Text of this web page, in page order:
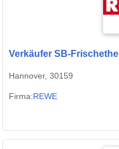
Verkäufer SB-
Hannover, 30159
Firma:REWE